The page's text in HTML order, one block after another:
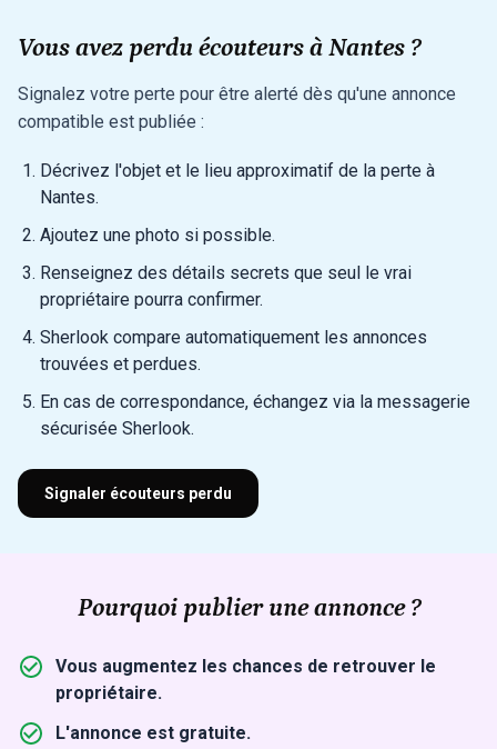
Vous avez perdu écouteurs à Nantes ?
Signalez votre perte pour être alerté dès qu'une annonce
compatible est publiée :
Décrivez l'objet et le lieu approximatif de la perte à
Nantes.
Ajoutez une photo si possible.
Renseignez des détails secrets que seul le vrai
propriétaire pourra confirmer.
Sherlook compare automatiquement les annonces
trouvées et perdues.
En cas de correspondance, échangez via la messagerie
sécurisée Sherlook.
Signaler écouteurs perdu
Pourquoi publier une annonce ?
Vous augmentez les chances de retrouver le
propriétaire.
L'annonce est gratuite.